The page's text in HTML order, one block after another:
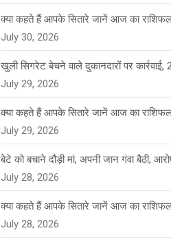
क्या कहते हैं आपके सितारे जानें आज का
July 30, 2026
खुली सिगरेट बेचने वाले दुकानदारों पर
July 29, 2026
क्या कहते हैं आपके सितारे जानें आज का
July 29, 2026
बेटे को बचाने दौड़ी मां, अपनी जान गंवा बैठी,
July 28, 2026
क्या कहते हैं आपके सितारे जानें आज का
July 28, 2026